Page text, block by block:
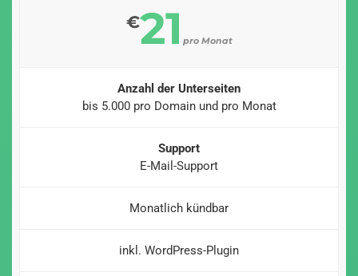
€21 pro Monat
Anzahl der Unterseiten
bis 5.000 pro Domain und pro Monat
Support
E-Mail-Support
Monatlich kündbar
inkl. WordPress-Plugin